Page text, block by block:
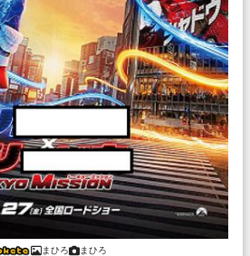
まひろ まひろ